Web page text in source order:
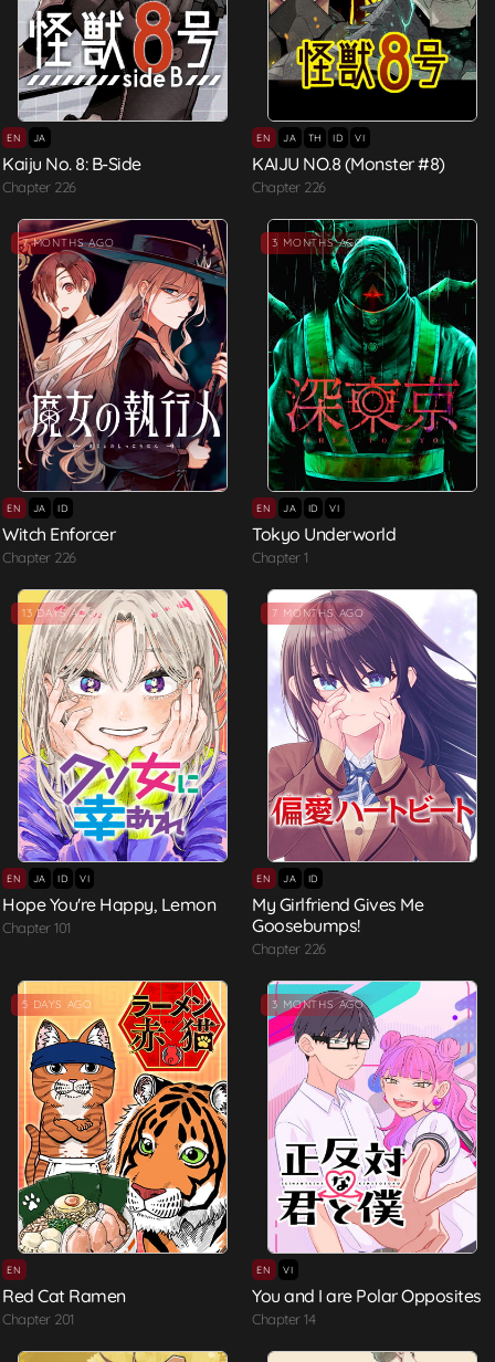
EN JA
Kaiju No. 8: B-Side
Chapter 226
EN JA TH ID VI
KAIJU NO.8 (Monster #8)
Chapter 226
7 MONTHS AGO
EN JA ID
Witch Enforcer
Chapter 226
3 MONTHS AGO
EN JA ID VI
Tokyo Underworld
Chapter 1
13 DAYS AGO
EN JA ID VI
Hope You're Happy, Lemon
Chapter 101
7 MONTHS AGO
EN JA ID
My Girlfriend Gives Me
Goosebumps!
Chapter 226
5 DAYS AGO
EN
Red Cat Ramen
Chapter 201
3 MONTHS AGO
EN VI
You and I are Polar Opposites
Chapter 14